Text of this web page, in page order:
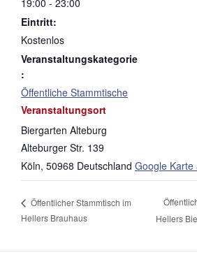
Eintritt:
Kostenlos
Veranstaltungskategorie
:
Öffentliche Stammtische
Veranstaltungsort
Biergarten Alteburg
Alteburger Str. 139
Köln, 50968 Deutschland Google Karte
Öffentlicher Stammtisch im
Hellers Brauhaus
Hellers